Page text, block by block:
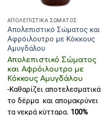
ΑΠΟΛΕΠΙΣΤΙΚΑ ΣΩΜΑΤΟΣ
Απολεπιστικό Σώματος και
Αφρόιλουτρο με Κόκκους
Αμυγδάλου
Απολεπιστικό Σώματος
και Αφρόιλουτρο με
Κόκκους Αμυγδάλου
-Καθαρίζει αποτελεσματικά
το δέρμα και απομακρύνει
τα νεκρά κύτταρα. 100%